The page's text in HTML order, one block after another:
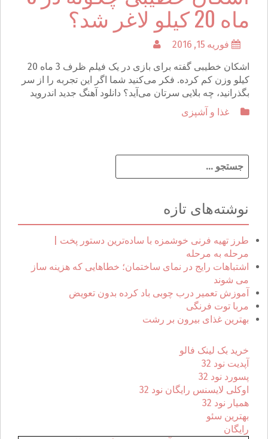
ماه 20 کیلو لاغر شد؟
فوریه 15, 2016
اشکان خطیبی گفته برای بازی در یک فیلم ظرف 3 ماه 20
کیلو وزن کم کرده. فکر می‌کنید شما اگر این تجربه را از سر
بگذرانید، چه بلایی سرتان می‌آید؟ دانلود آهنگ جدید اندروید
غذا و آشپزی
س
و
ب
ر
ا
ی
:
نوشته‌های تازه
طرز تهیه فرنی خوشمزه با ساده‌ترین دستور پخت |
مرحله به مرحله
اشتباهات رایج در نمای ساختمان؛ خطاهایی که هزینه ساز
می شوند
آموزش تعمیر درب چوبی باد کرده بدون تعویض
مربا توت فرنگی
بهترین غذای بیرون بر رشت
خرید بک لینک فالو
آپدیت نود 32
پسورد نود 32
اوکلی لایسنس رایگان نود 32
همیار نود 32
بهترین سئو
رایگان